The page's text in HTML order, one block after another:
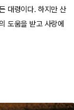
대령이다. 하지만 산
도움을 받고 사랑에